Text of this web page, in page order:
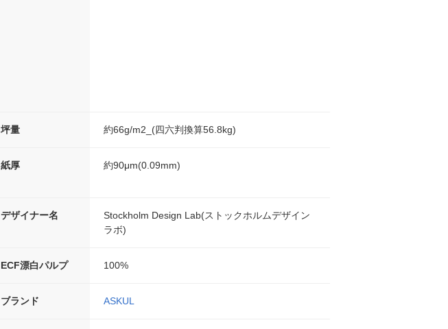
坪量 約66g/m2_(四六判換算56.8kg)
紙厚 約90μm(0.09mm)
デザイナー名
Stockholm Design Lab(ストックホルムデザイン
ラボ)
ECF漂白パルプ 100%
ブランド ASKUL